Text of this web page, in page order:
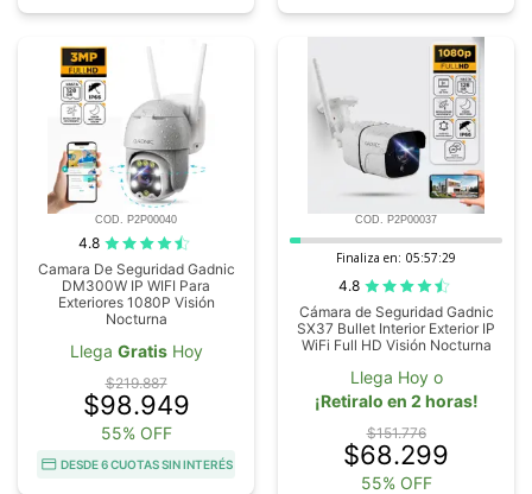
COD. P2P00040
4.8
Camara De Seguridad Gadnic
DM300W IP WIFI Para
Exteriores 1080P Visión
Nocturna
Llega GratisHoy
$219.887
$98.949
55% OFF
DESDE 6 CUOTAS SIN INTERÉS
COD. P2P00037
Finaliza en: 05:57:28
4.8
Cámara de Seguridad Gadnic
SX37 Bullet Interior Exterior IP
WiFi Full HD Visión Nocturna
Llega Hoy o
¡Retiralo en 2 horas!
$151.776
$68.299
55% OFF